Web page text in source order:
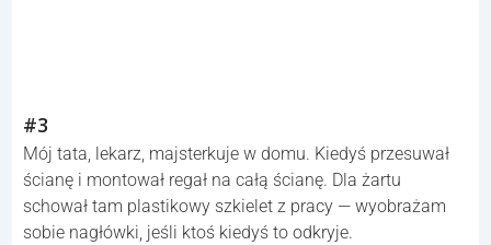
#3
Mój tata, lekarz, majsterkuje w domu. Kiedyś przesuwał
ścianę i montował regał na całą ścianę. Dla żartu
schował tam plastikowy szkielet z pracy — wyobrażam
sobie nagłówki, jeśli ktoś kiedyś to odkryje.